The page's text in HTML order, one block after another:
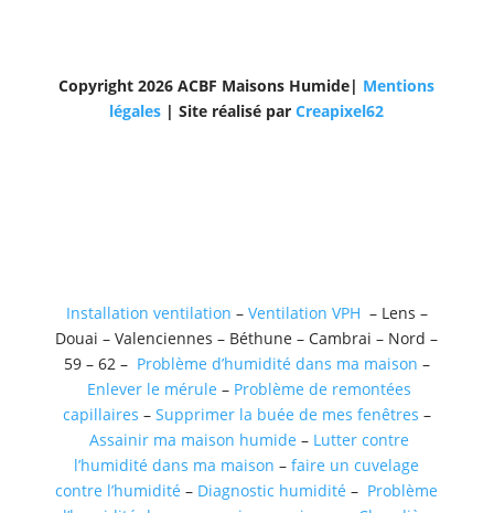
Copyright 2026 ACBF Maisons Humide| Mentions
légales | Site réalisé par Creapixel62
Installation ventilation – Ventilation VPH – Lens –
Douai – Valenciennes – Béthune – Cambrai – Nord –
59 – 62 – Problème d’humidité dans ma maison –
Enlever le mérule – Problème de remontées
capillaires – Supprimer la buée de mes fenêtres –
Assainir ma maison humide – Lutter contre
l’humidité dans ma maison – faire un cuvelage
contre l’humidité – Diagnostic humidité– Problème